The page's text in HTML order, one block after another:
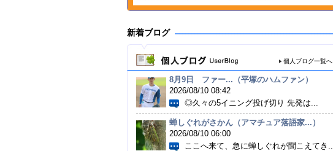
新着ブログ
個人ブログ一覧へ
8月9日 ファー...（平塚のハムファン）
2026/08/10 08:42
◎久々の5イニング投げ切り 先発は...
蝉しぐれがさかん（アマチュア落語家...）
2026/08/10 06:00
ここへ来て、急に蝉しぐれが聞こえてき...